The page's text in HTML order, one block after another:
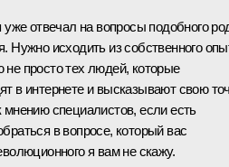
уже отвечал на вопросы подобного
Нужно исходить из собственного
просто тех людей, которые
в интернете и высказывают свою
мнению специалистов, если есть
в вопросе, который вас
я вам не скажу.